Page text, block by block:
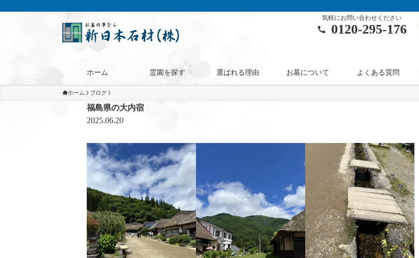
ホーム 霊園を探す 選ばれる理由 お墓について よくある質問
気軽にお問い合わせください
0120‐295‐176
ホーム ブログ
福島県の大内宿
2025.06.20